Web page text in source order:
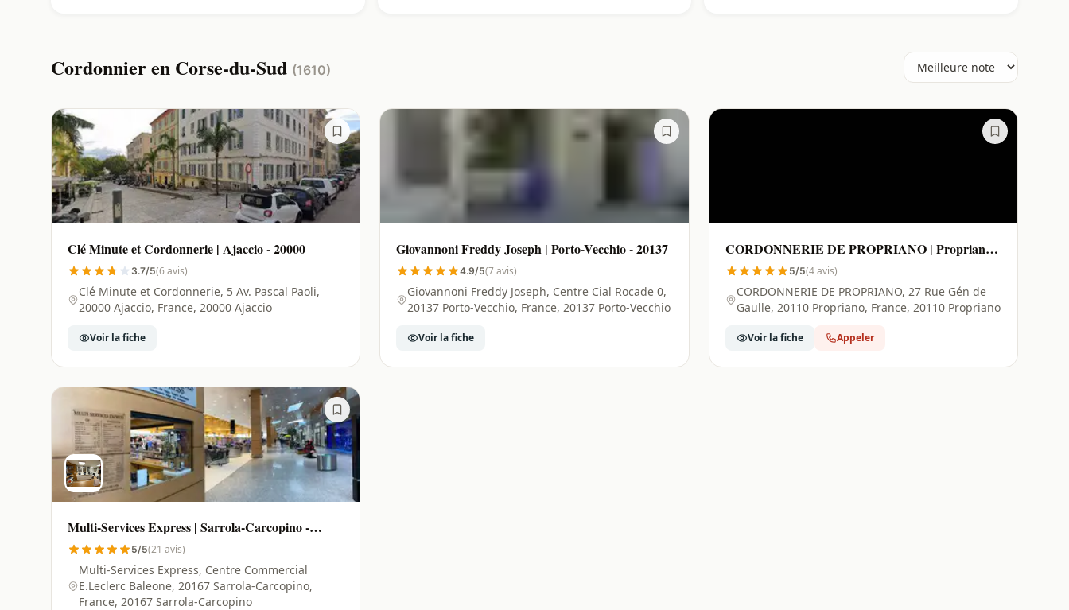
Cordonnier en Corse-du-Sud (1610)
Clé Minute et Cordonnerie | Ajaccio - 20000
3.7/5(6 avis)
Clé Minute et Cordonnerie, 5 Av. Pascal Paoli,
20000 Ajaccio, France, 20000 Ajaccio
Voir la fiche
Giovannoni Freddy Joseph | Porto-Vecchio - 20137
4.9/5(7 avis)
Giovannoni Freddy Joseph, Centre Cial Rocade 0,
20137 Porto-Vecchio, France, 20137 Porto-Vecchio
Voir la fiche
CORDONNERIE DE PROPRIANO | Propriano -
20110
5/5(4 avis)
CORDONNERIE DE PROPRIANO, 27 Rue Gén de
Gaulle, 20110 Propriano, France, 20110 Propriano
Voir la fiche Appeler
Multi-Services Express | Sarrola-Carcopino -
20167
5/5(21 avis)
Multi-Services Express, Centre Commercial
E.Leclerc Baleone, 20167 Sarrola-Carcopino,
France, 20167 Sarrola-Carcopino